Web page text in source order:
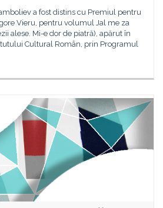
a fost distins cu Premiul pentru
Vieru, pentru volumul Jal me za
alese. Mi-e dor de piatră), apărut în
Cultural Român, prin Programul